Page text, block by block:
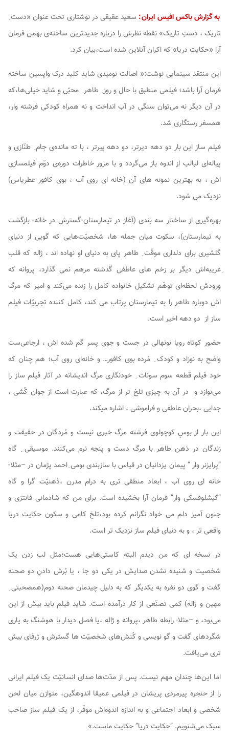
به گزارش باکس افیس ایران: سعید عقیقی در نوشتاری تحت عنوان «دست ِ
تاریک ، دستِ تاریک» نقطه نظرش را درباره جدیدترین ساخته‌ی بهمن فرمان
آرا «حکایت دریا» که اکران آنلاین شده است،بیان کرد.
این منتقد سینمایی نوشت:« اصالت نومیدی شاید کلید درک واپسین ساخته
فرمان آرا باشد؛ فیلمی منطبق با حال و روز ِ طاهر ِ محبّی و شاید خیلی‌ها،که
در آن دیگر نه می‌توان سنگی در آب انداخت و نه همراه کودکی فرشته وار،
همسفر رستگاری شد.
فیلم ساز این بار دو دهه دیرتر، دو دهه پیرتر ، با ته مانده‌ی جام ِ طنّازی و
پیاله‌ای لبالب از اندوه باز می‌گردد و با مرور خاطرات دوره‌ی دوّم فیلمسازی
اش ، به بهترین نمونه های آن (خانه ای روی آب ، بوی کافور عطریاس)
نزدیک می شود.
بهره‌گیری از ساختار سه بَندی (آغاز در تیمارستان-گسترش در خانه- بازگشت
به تیمارستان)، سکوت میان جمله ها، شخصیّت‌هایی که گویی از دنیای
گلشیری برای دلداری موقّت ِ طاهر پای به دنیای او نهاده اند ، ژاله که قلب
ِغریبه‌اش دیگر بر زخم های عاطفی گذشته مرهم نمی گذارد، پروانه که
ورودش لحظه‌ای توهّم تشکیل خانواده کامل را زنده می‌کند و امیر که مرگ
اش دوباره طاهر را به تیمارستان پرتاب می کند، کامل کننده تجربیّات فیلم
ساز از دو دهه اخیر است.
حضور کوتاه رویا نونهالی در جست و جوی پسر گم شده اش ، ارجاعی‌ست
واضح به نوزاد و کودک ِ مُرده بوی کافور… و خانه‌ای روی آب؛ هم چنان که
خود فیلم قطعه سوم سونات ِ خودنگاری مرگ اندیشانه در آثار فیلم ساز را
می‌نوازد و در آن به چیزی تلخ تر از مرگ، که عبارت است از جوان کُشی ،
جدایی ،بحران عاطفی و فراموشی ، اشاره میکند.
این بار از بوسِ کوچولوی فرشته مرگ خبری نیست و مُردگان در حقیقت و
زندگان در ذهن طاهر با مرگ دست و پنجه نرم می‌کنند. موسیقی ِ گاه
“پرایزنر وار ” پیمان یزدانیان در قیاس با سازبندی بومی ِاحمد پژمان در –مثلا-
خانه ای روی آب ، ابعاد منطقی تری به درام مدرن ،ذهنیّت گرا و گاه
“کیشلوفسکی وار” فرمان آرا بخشیده است. برای من که شادمانی فانتزی و
جنون آمیز دلم می خواد نگرانم کرده بود،تلخ کامی و سکون حکایت دریا
واقعی تر ، و به دنیای فیلم ساز نزدیک تر است.
در نسخه ای که من دیدم البته کاستی‌هایی هست؛مثل لب زدن یک
شخصیت و شنیده نشدن صدایش در یکی دو جا ، یا بُرش دادنِ دو صحنه
گفت و گوی دو نفره به یکدیگر که به دلیل چیدمان صحنه دوم(همصحبتی ِ
مهین و ژاله) کمی تصنّعی از کار درآمده است. شاید فیلم باید بیش از این
می‌بود، و –مثلا- رابطه طاهر ،پروانه و ژاله ،یا فصل دیدار با هوشنگ به یاری
شگردهای گفت و گو نویسی و کُنش‌های شخصیّت ها گسترش و ژرفای بیش
تری می‌یافت.
اما این‌ها چندان مهم نیست. پس از مدّت‌ها صدای انسانیّت یک فیلم ایرانی
را از حنجره پیرمردی پریشان در فیلمی عمیقا اندوهگین، متوازن میان لحن
شخصی و ابعاد اجتماعی و به اندازه اندوه‌اش موقّر، از یک فیلم ساز صاحب
سبک می‌شنویم. “حکایت دریا” حکایت ماست.»